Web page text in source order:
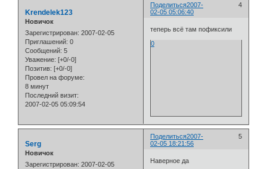
Поделиться 4
2007-
02-05 05:06:40
Krendelek123
Новичок
Зарегистрирован: 2007-02-05
Приглашений: 0
Сообщений: 5
Уважение: [+0/-0]
Позитив: [+0/-0]
Провел на форуме:
8 минут
Последний визит:
2007-02-05 05:09:54
теперь всё там пофиксили
0
Поделиться 5
2007-
02-05 18:21:56
Serg
Новичок
Зарегистрирован: 2007-02-05
Наверное да